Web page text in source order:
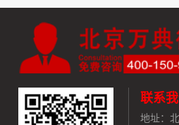
联系
地址：